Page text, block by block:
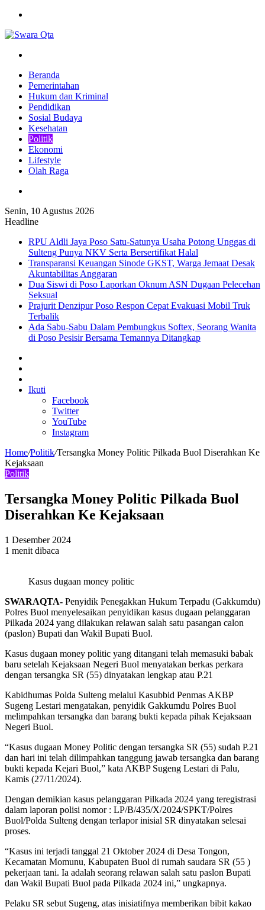
Beranda
Pemerintahan
Hukum dan Kriminal
Pendidikan
Sosial Budaya
Kesehatan
Politik
Ekonomi
Lifestyle
Olah Raga
Senin, 10 Agustus 2026
Headline
RPU Aldli Jaya Poso Satu-Satunya Usaha Potong Unggas di
Sulteng Punya NKV Serta Bersertifikat Halal
Transparansi Keuangan Sinode GKST, Warga Jemaat Desak
Akuntabilitas Anggaran
Dua Siswi di Poso Laporkan Oknum ASN Dugaan Pelecehan
Seksual
Prajurit Denzipur Poso Respon Cepat Evakuasi Mobil Truk
Terbalik
Ada Sabu-Sabu Dalam Pembungkus Softex, Seorang Wanita
di Poso Pesisir Bersama Temannya Ditangkap
In
Ikuti
Facebook
Twitter
YouTube
Instagram
Home/Politik/Tersangka Money Politic Pilkada Buol Diserahkan Ke
Kejaksaan
Politik
Tersangka Money Politic Pilkada Buol
Diserahkan Ke Kejaksaan
1 Desember 2024
1 menit dibaca
Kasus dugaan money politic
SWARAQTA- Penyidik Penegakkan Hukum Terpadu (Gakkumdu)
Polres Buol menyelesaikan penyidikan kasus dugaan pelanggaran
Pilkada 2024 yang dilakukan relawan salah satu pasangan calon
(paslon) Bupati dan Wakil Bupati Buol.
Kasus dugaan money politic yang ditangani telah memasuki babak
baru setelah Kejaksaan Negeri Buol menyatakan berkas perkara
dengan tersangka SR (55) dinyatakan lengkap atau P.21
Kabidhumas Polda Sulteng melalui Kasubbid Penmas AKBP
Sugeng Lestari mengatakan, penyidik Gakkumdu Polres Buol
melimpahkan tersangka dan barang bukti kepada pihak Kejaksaan
Negeri Buol.
“Kasus dugaan Money Politic dengan tersangka SR (55) sudah P.21
dan hari ini telah dilimpahkan tanggung jawab tersangka dan barang
bukti kepada Kejari Buol,” kata AKBP Sugeng Lestari di Palu,
Kamis (27/11/2024).
Dengan demikian kasus pelanggaran Pilkada 2024 yang teregistrasi
dalam laporan polisi nomor : LP/B/435/X/2024/SPKT/Polres
Buol/Polda Sulteng dengan terlapor inisial SR dinyatakan selesai
proses.
“Kasus ini terjadi tanggal 21 Oktober 2024 di Desa Tongon,
Kecamatan Momunu, Kabupaten Buol di rumah saudara SR (55 )
pekerjaan tani. Ia adalah seorang relawan salah satu paslon Bupati
dan Wakil Bupati Buol pada Pilkada 2024 ini,” ungkapnya.
Pelaku SR sebut Sugeng, atas inisiatifnya memberikan bibit kakao